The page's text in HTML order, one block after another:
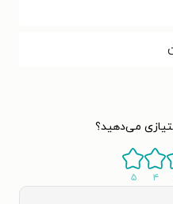
می‌دهید؟
۴ ۵